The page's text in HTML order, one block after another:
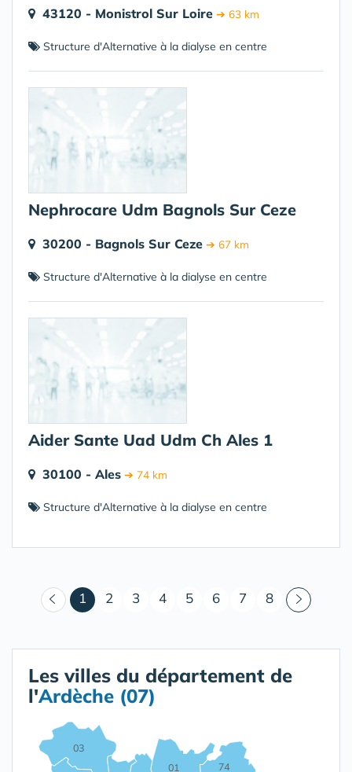
43120 - Monistrol Sur Loire ➔ 63 km
Structure d'Alternative à la dialyse en centre
Nephrocare Udm Bagnols Sur Ceze
30200 - Bagnols Sur Ceze ➔ 67 km
Structure d'Alternative à la dialyse en centre
Aider Sante Uad Udm Ch Ales 1
30100 - Ales ➔ 74 km
Structure d'Alternative à la dialyse en centre
1 (courant)
2 3 4 5 6 7 8
Les villes du département de
l'Ardèche (07)
01
03
74